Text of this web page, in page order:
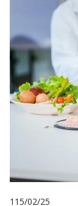
115/02/25